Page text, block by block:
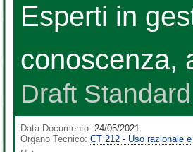
Esperti in
conoscenza,
Draft Standard
Data Documento: 24/05/2021
Organo Tecnico: CT 212 - Uso razionale